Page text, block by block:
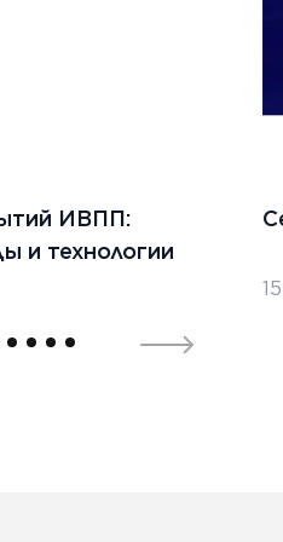
ИВПП:
и технологии